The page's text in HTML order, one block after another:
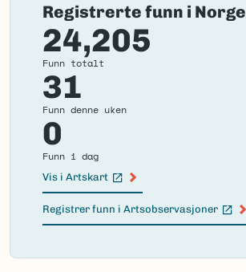
Registrerte funn i Norge
24,205
Funn totalt
31
Funn denne uken
0
Funn i dag
Vis i Artskart
(Ekstern lenke)
Registrer funn i Artsobservasjoner
(Ekstern lenke)
Failed